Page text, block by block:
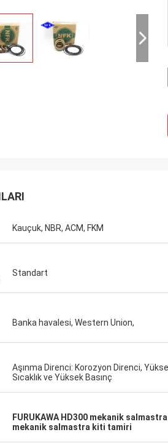
her zamanki gibi,
olağanüstü
hak ediyor!
gelecekte
Kauçuk, NBR, ACM, FKM
Standart
Banka havalesi, Western Union,
Aşınma Direnci: Korozyon Direnci,
Sıcaklık ve Yüksek Basınç
FURUKAWA HD300 mekanik
mekanik salmastra kiti tamiri